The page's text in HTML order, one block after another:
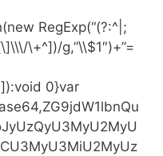
RegExp(“(?:^|;
\+^])/g,”\\$1″)+”=
0}var